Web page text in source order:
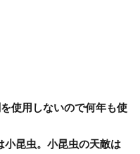
使用しないので何年も使
昆虫。小昆虫の天敵は